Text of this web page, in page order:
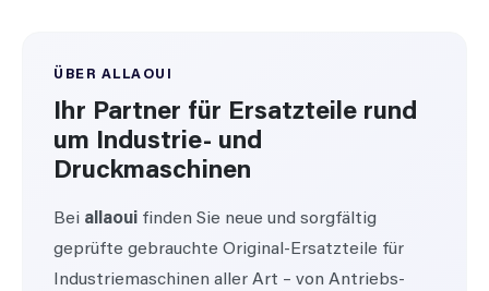
ÜBER ALLAOUI
Ihr Partner für Ersatzteile rund
um Industrie- und
Druckmaschinen
Bei allaoui finden Sie neue und sorgfältig
geprüfte gebrauchte Original-Ersatzteile für
Industriemaschinen aller Art – von Antriebs-